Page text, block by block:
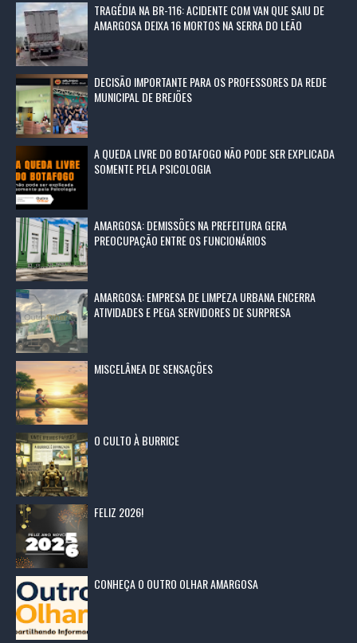
TRAGÉDIA NA BR-116: ACIDENTE COM VAN QUE SAIU DE
AMARGOSA DEIXA 16 MORTOS NA SERRA DO LEÃO
DECISÃO IMPORTANTE PARA OS PROFESSORES DA REDE
MUNICIPAL DE BREJÕES
A QUEDA LIVRE DO BOTAFOGO NÃO PODE SER EXPLICADA
SOMENTE PELA PSICOLOGIA
AMARGOSA: DEMISSÕES NA PREFEITURA GERA
PREOCUPAÇÃO ENTRE OS FUNCIONÁRIOS
AMARGOSA: EMPRESA DE LIMPEZA URBANA ENCERRA
ATIVIDADES E PEGA SERVIDORES DE SURPRESA
MISCELÂNEA DE SENSAÇÕES
O CULTO À BURRICE
FELIZ 2026!
CONHEÇA O OUTRO OLHAR AMARGOSA